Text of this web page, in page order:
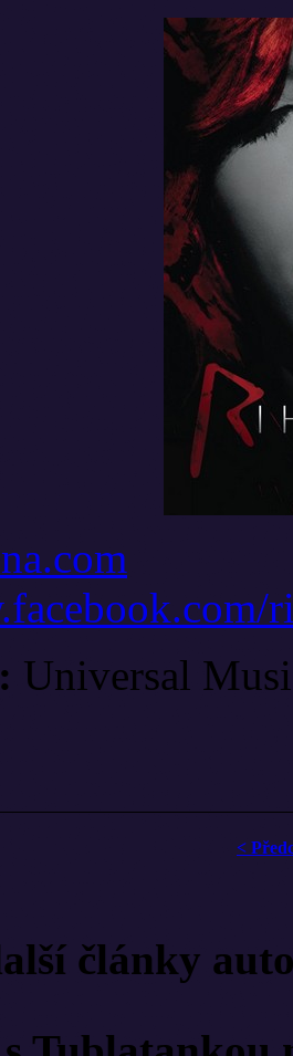
Universal
<
články
chystá
hudby
"Když máš na
kin!"